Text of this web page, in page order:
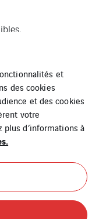
et
des cookies
et des cookies
votre
plus d’informations à